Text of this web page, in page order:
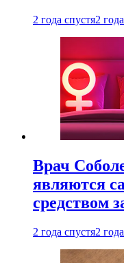
2 года спустя2
Врач
являются
средством
2 года спустя2